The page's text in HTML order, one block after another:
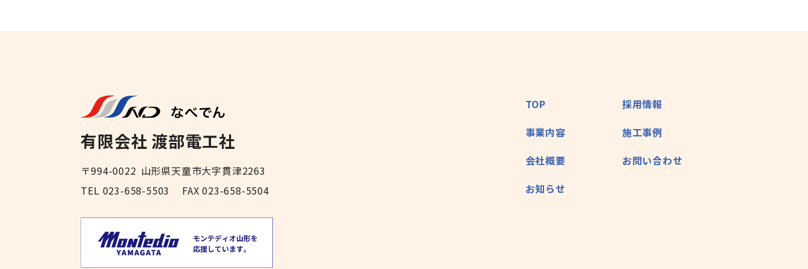
有限会社 渡部電工社
〒994-0022 山形県天童市大字貫津2263
TEL 023-658-5503
FAX 023-658-5504
TOP
事業内容
会社概要
お知らせ
採用情報
施工事例
お問い合わせ